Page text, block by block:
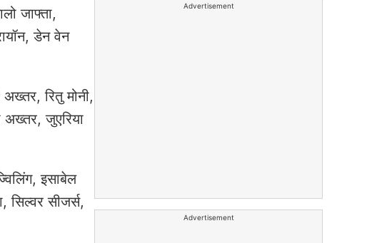
जाफ्ता,
डेन वेन
अख्तर, रितु मोनी,
अख्तर, जुएरिया
इसाबेल
सिल्वर सीजर्स,
Advertisement
Advertisement